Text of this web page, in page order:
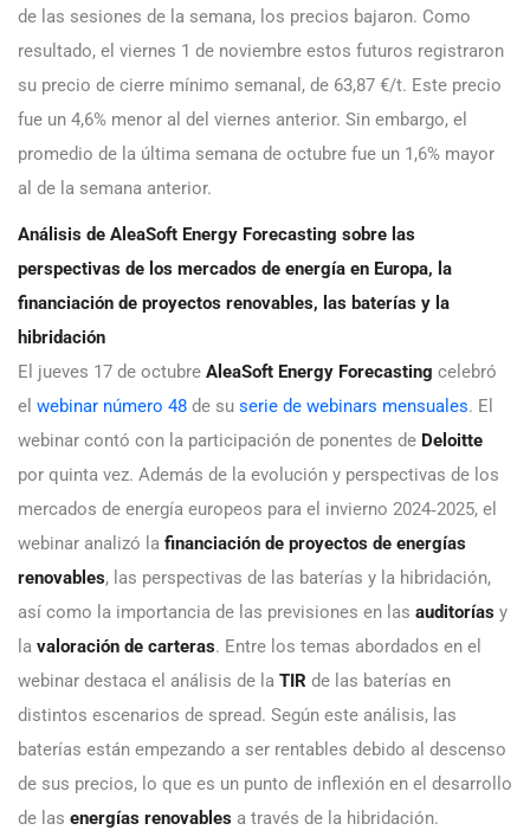
de las sesiones de la semana, los precios bajaron. Como
resultado, el viernes 1 de noviembre estos futuros registraron
su precio de cierre mínimo semanal, de 63,87 €/t. Este precio
fue un 4,6% menor al del viernes anterior. Sin embargo, el
promedio de la última semana de octubre fue un 1,6% mayor
al de la semana anterior.
Análisis de AleaSoft Energy Forecasting sobre las
perspectivas de los mercados de energía en Europa, la
financiación de proyectos renovables, las baterías y la
hibridación
El jueves 17 de octubre AleaSoft Energy Forecasting celebró
el webinar número 48 de su serie de webinars mensuales. El
webinar contó con la participación de ponentes de Deloitte
por quinta vez. Además de la evolución y perspectivas de los
mercados de energía europeos para el invierno 2024‑2025, el
webinar analizó la financiación de proyectos de energías
renovables, las perspectivas de las baterías y la hibridación,
así como la importancia de las previsiones en las auditorías y
la valoración de carteras. Entre los temas abordados en el
webinar destaca el análisis de la TIR de las baterías en
distintos escenarios de spread. Según este análisis, las
baterías están empezando a ser rentables debido al descenso
de sus precios, lo que es un punto de inflexión en el desarrollo
de las energías renovables a través de la hibridación.